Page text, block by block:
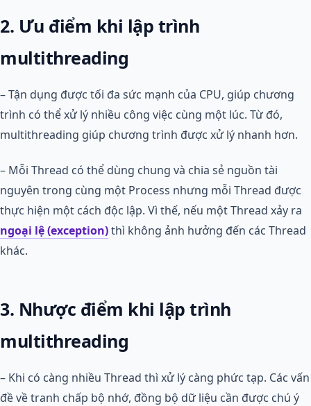
2. Ưu điểm khi lập trình
multithreading
– Tận dụng được tối đa sức mạnh của CPU, giúp chương
trình có thể xử lý nhiều công việc cùng một lúc. Từ đó,
multithreading giúp chương trình được xử lý nhanh hơn.
– Mỗi Thread có thể dùng chung và chia sẻ nguồn tài
nguyên trong cùng một Process nhưng mỗi Thread được
thực hiện một cách độc lập. Vì thế, nếu một Thread xảy ra
ngoại lệ (exception)thì không ảnh hưởng đến các Thread
khác.
3. Nhược điểm khi lập trình
multithreading
– Khi có càng nhiều Thread thì xử lý càng phức tạp. Các vấn
đề về tranh chấp bộ nhớ, đồng bộ dữ liệu cần được chú ý